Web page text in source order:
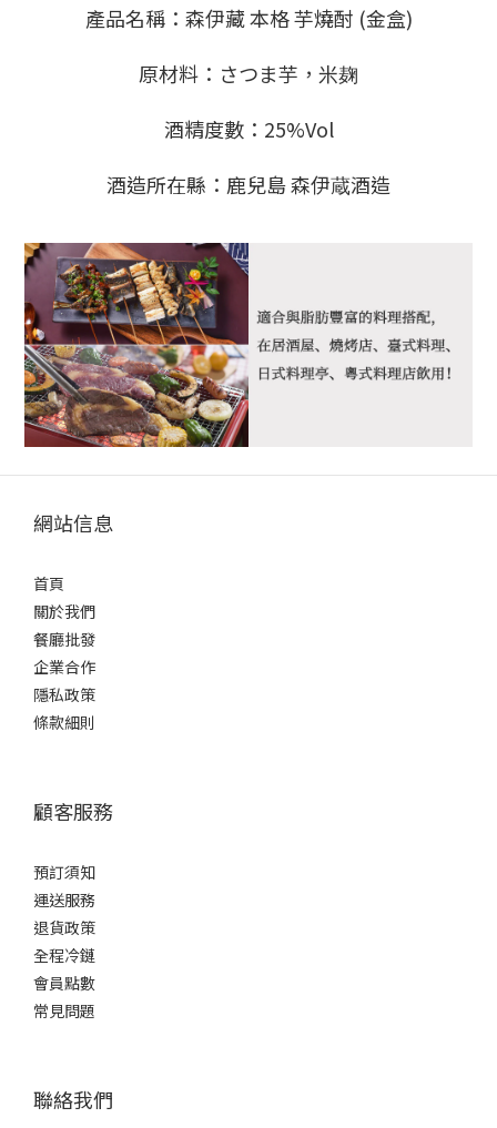
產品名稱：森伊藏 本格 芋燒酎 (金盒)
原材料：さつま芋，米麹
酒精度數：25%Vol
酒造所在縣：鹿兒島 森伊蔵酒造
網站信息
首頁
關於我們
餐廳批發
企業合作
隱私政策
條款細則
顧客服務
預訂須知
運送服務
退貨政策
全程冷鏈
會員點數
常見問題
聯絡我們